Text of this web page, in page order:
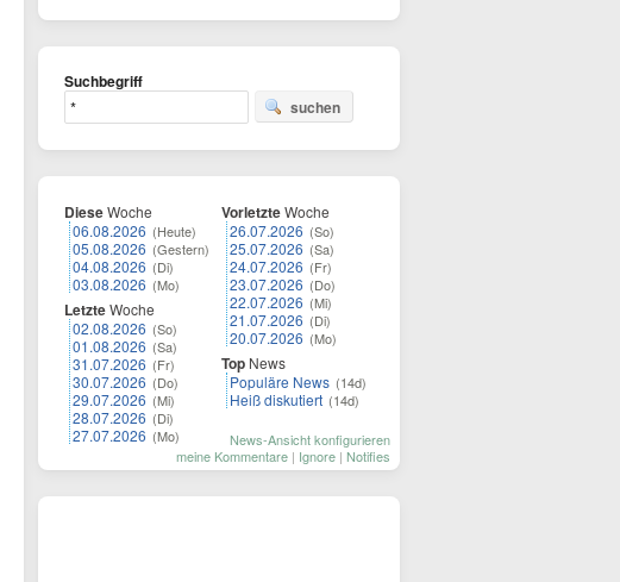
Suchbegriff
suchen
DieseWoche
06.08.2026 (Heute)
05.08.2026 (Gestern)
04.08.2026 (Di)
03.08.2026 (Mo)
LetzteWoche
02.08.2026 (So)
01.08.2026 (Sa)
31.07.2026 (Fr)
30.07.2026 (Do)
29.07.2026 (Mi)
28.07.2026 (Di)
27.07.2026 (Mo)
VorletzteWoche
26.07.2026 (So)
25.07.2026 (Sa)
24.07.2026 (Fr)
23.07.2026 (Do)
22.07.2026 (Mi)
21.07.2026 (Di)
20.07.2026 (Mo)
Top News
Populäre News (14d)
Heiß diskutiert (14d)
News-Ansicht konfigurieren
meine Kommentare | Ignore | Notifies